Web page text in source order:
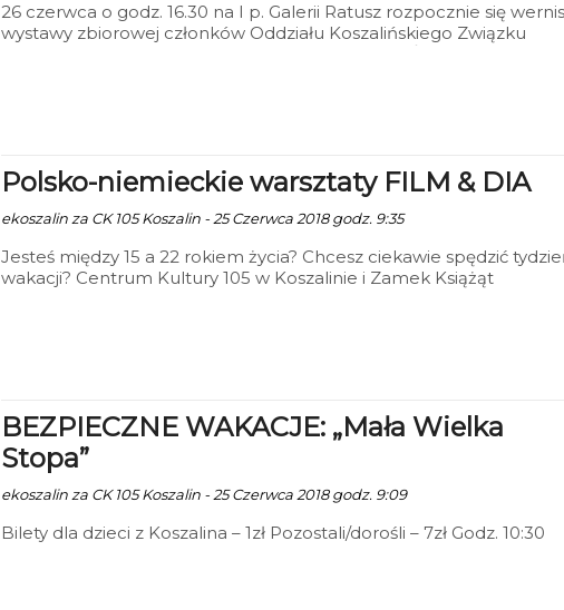
26 czerwca o godz. 16.30 na I p. Galerii Ratusz rozpocznie się
wystawy zbiorowej członków Oddziału Koszalińskiego Związku
Polsko-niemieckie warsztaty FILM & DIA
ekoszalin za CK 105 Koszalin - 25 Czerwca 2018 godz. 9:35
Jesteś między 15 a 22 rokiem życia? Chcesz ciekawie spędzić
wakacji? Centrum Kultury 105 w Koszalinie i Zamek Książąt
BEZPIECZNE WAKACJE: „Mała Wielka
Stopa”
ekoszalin za CK 105 Koszalin - 25 Czerwca 2018 godz. 9:09
Bilety dla dzieci z Koszalina – 1zł Pozostali/dorośli – 7zł Godz. 10:30